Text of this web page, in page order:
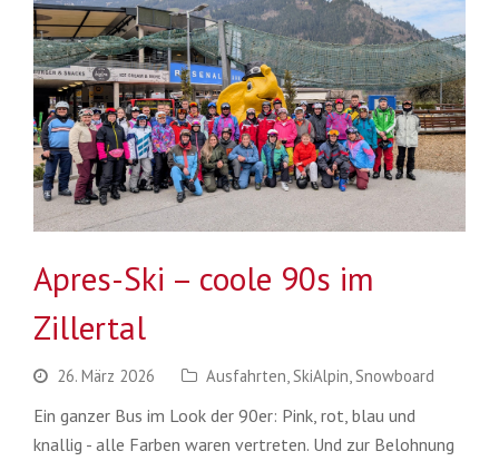
Apres-Ski – coole 90s im
Zillertal
26. März 2026 Ausfahrten,SkiAlpin,Snowboard
Ein ganzer Bus im Look der 90er: Pink, rot, blau und
knallig - alle Farben waren vertreten. Und zur Belohnung